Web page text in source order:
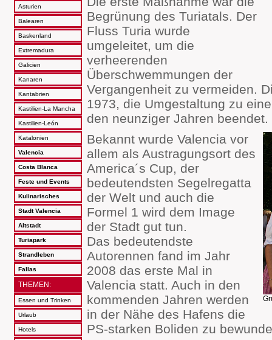
Asturien
Balearen
Baskenland
Extremadura
Galicien
Kanaren
Kantabrien
Kastilien-La Mancha
Kastilien-León
Katalonien
Valencia
Costa Blanca
Feste und Events
Kulinarisches
Stadt Valencia
Altstadt
Turiapark
Strandleben
Fallas
THEMEN:
Essen und Trinken
Urlaub
Hotels
Begrünung des Turiatals. Der
Fluss Turia wurde
umgeleitet, um die
verheerenden
Überschwemmungen der
Vergangenheit zu vermeiden.
1973, die Umgestaltung zu
den neunziger Jahren beendet.
Bekannt wurde Valencia vor
allem als Austragungsort des
America´s Cup, der
bedeutendsten Segelregatta
der Welt und auch die
Formel 1 wird dem Image
der Stadt gut tun.
Das bedeutendste
Autorennen fand im Jahr
2008 das erste Mal in
Valencia statt. Auch in den
kommenden Jahren werden
in der Nähe des Hafens die
PS-starken Boliden zu